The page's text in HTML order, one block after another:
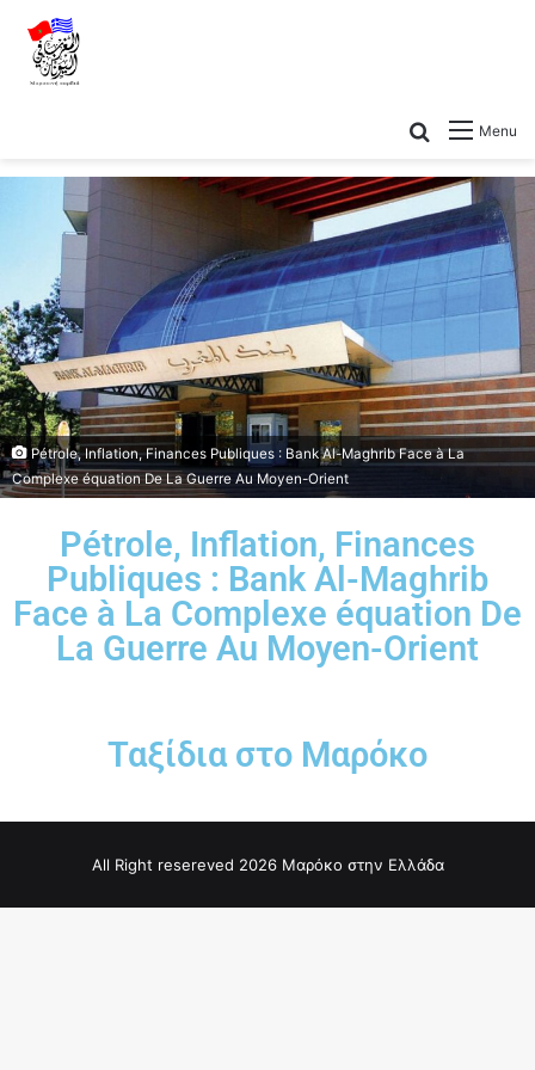
Menu
Pétrole, Inflation, Finances Publiques : Bank Al-Maghrib Face à La
Complexe équation De La Guerre Au Moyen-Orient
Pétrole, Inflation, Finances
Publiques : Bank Al-Maghrib
Face à La Complexe équation De
La Guerre Au Moyen-Orient
Ταξίδια στο Μαρόκο
All Right resereved 2026 Μαρόκο στην Ελλάδα